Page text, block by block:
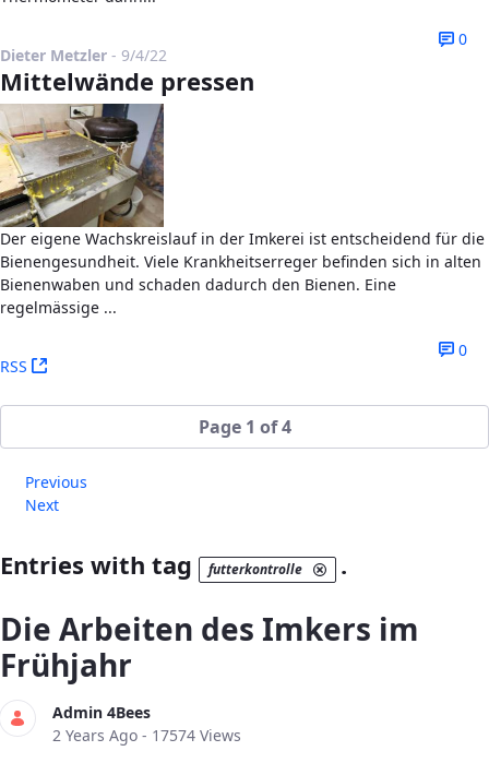
0
Dieter Metzler - Published Date
9/4/22
Mittelwände pressen
Der eigene Wachskreislauf in der Imkerei ist entscheidend für die
Bienengesundheit. Viele Krankheitserreger befinden sich in alten
Bienenwaben und schaden dadurch den Bienen. Eine
regelmässige ...
0
RSS (Opens New Window)
Page 1 of 4
Previous
Next
Entries with tag futterkontrolle .
Die Arbeiten des Imkers im
Frühjahr
Admin 4Bees
Published Date
2 Years Ago - 17574 Views